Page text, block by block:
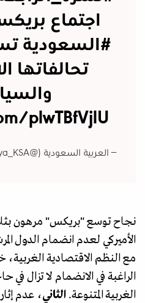
اجتماع
#السعودية
تحالفاتها
plwTBfVjlU
— العربية السعودية (@AlArabiya_KSA)
نجاح توسع "بريكس" مرهون
الأميركي لعدم انضمام الدول
مع النظم الاقتصادية
الراغبة في الانضمام لا تزال
الغربية المتنوعة. الثاني، عدم